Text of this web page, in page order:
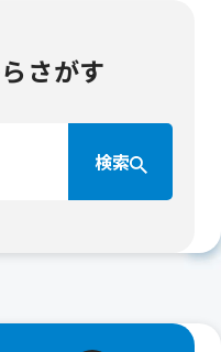
さがす
検索